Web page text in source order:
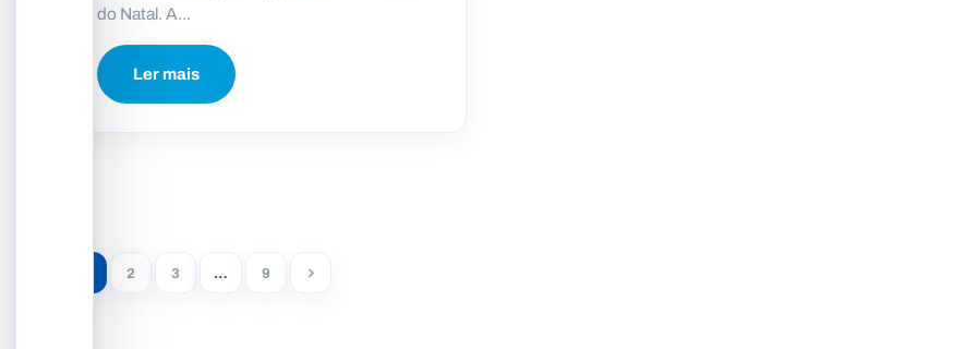
do Natal. A...
Ler mais
2 3 … 9